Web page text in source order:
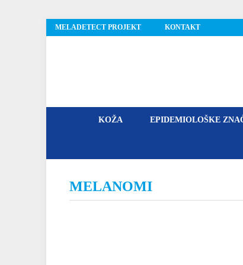
MELADETECT PROJEKT KONTAKT
KOŽA EPIDEMIOLOŠKE
MELANOMI